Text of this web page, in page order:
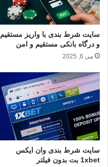
سایت شرط بندی با واریز مستقیم
و درگاه بانکی مستقیم و امن
می 6, 2025
سایت شرط بندی وان ایکس
1xbet بت بدون فیلتر